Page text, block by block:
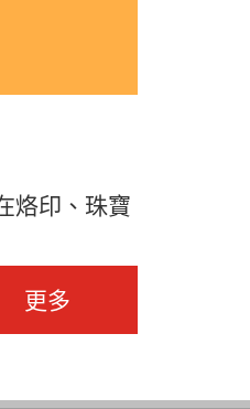
烙印、珠寶
更多